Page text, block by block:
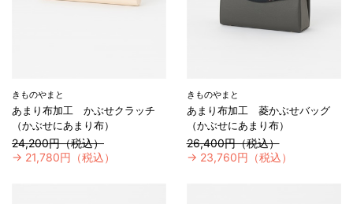
きものやまと
あまり布加工 かぶせクラッチ
（かぶせにあまり布）
24,200円（税込）
→ 21,780円（税込）
きものやまと
あまり布加工 菱かぶせバッグ
（かぶせにあまり布）
26,400円（税込）
→ 23,760円（税込）